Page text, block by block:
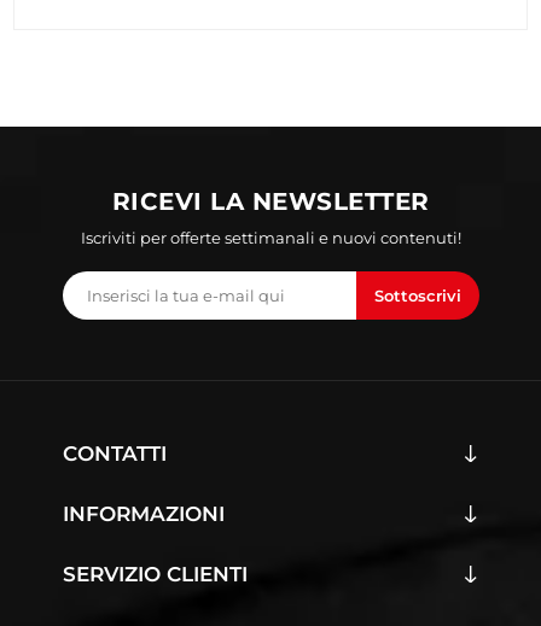
RICEVI LA NEWSLETTER
Iscriviti per offerte settimanali e nuovi contenuti!
Sottoscrivi
CONTATTI
INFORMAZIONI
SERVIZIO CLIENTI